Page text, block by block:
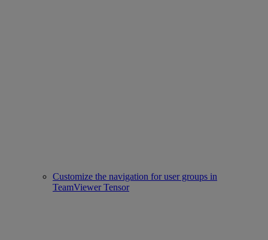
Customize the navigation for user groups in
TeamViewer Tensor